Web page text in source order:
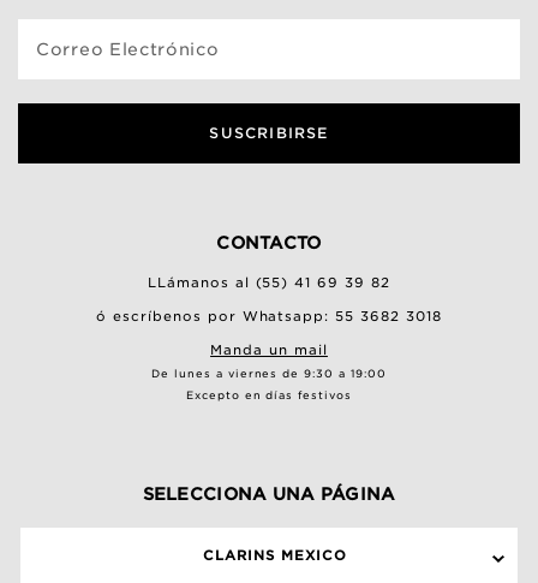
Correo Electrónico
SUSCRIBIRSE
CONTACTO
LLámanos al (55) 41 69 39 82
ó escríbenos por Whatsapp: 55 3682 3018
Manda un mail
De lunes a viernes de 9:30 a 19:00
Excepto en días festivos
SELECCIONA UNA PÁGINA
CLARINS MEXICO